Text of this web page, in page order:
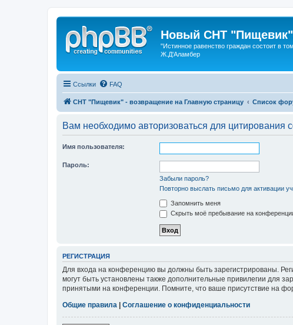
Новый СНТ
"Истинное равенство граждан состоит в
Ж.Д'Аламбер
Ссылки FAQ
СНТ "Пищевик" - возвращение на Главную страницу Список
Вам необходимо авторизоваться для
Имя пользователя:
Пароль:
Забыли пароль?
Повторно выслать письмо для активации
Запомнить меня
Скрыть моё пребывание на
РЕГИСТРАЦИЯ
Для входа на конференцию вы должны быть зарегистрированы.
могут быть установлены также дополнительные привилегии для
принятыми на конференции. Помните, что ваше присутствие на
Общие правила
Соглашение о конфиденциальности